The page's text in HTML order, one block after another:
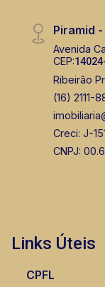
Piramid
Avenida
CEP:
Ribeirão
(16) 2111-
Creci: J-
CNPJ:
Links Úteis
CPFL